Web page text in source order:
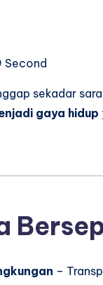
Second
sekadar
gaya hidup
–